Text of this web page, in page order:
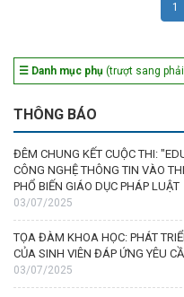
1
☰ Danh mục phụ (trượt sang
THÔNG BÁO
ĐÊM CHUNG KẾT CUỘC THI:
CÔNG NGHỆ THÔNG TIN VÀO
PHỔ BIẾN GIÁO DỤC PHÁP LUẬT
03/07/2025
TỌA ĐÀM KHOA HỌC: PHÁT
CỦA SINH VIÊN ĐÁP ỨNG YÊU
03/07/2025